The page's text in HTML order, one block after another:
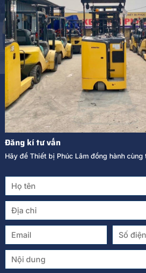
Đăng kí tư vấn
Hãy để Thiết bị Phúc Lâm đồng hành